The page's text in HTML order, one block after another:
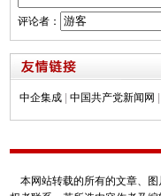
评论者：
中企集成 中国共产党新闻网
本网站转载的所有的文章、图